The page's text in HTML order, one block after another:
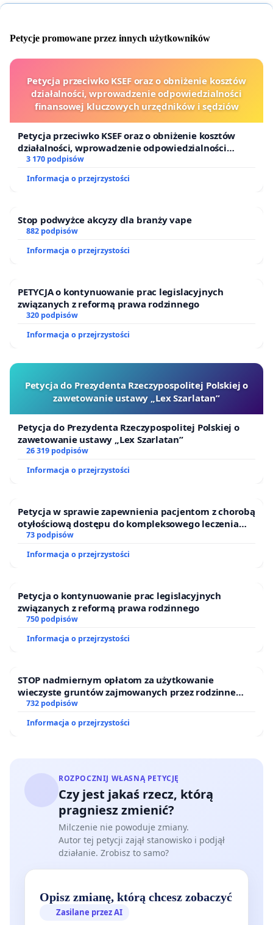
Petycje promowane przez innych użytkowników
Petycja przeciwko KSEF oraz o obniżenie kosztów
działalności, wprowadzenie odpowiedzialności
finansowej kluczowych urzędników i sędziów
Petycja przeciwko KSEF oraz o obniżenie kosztów
działalności, wprowadzenie odpowiedzialności
finansowej kluczowych urzędników i sędziów
3 170 podpisów
Informacja o przejrzystości
Stop podwyżce akcyzy dla branży vape
882 podpisów
Informacja o przejrzystości
PETYCJA o kontynuowanie prac legislacyjnych
związanych z reformą prawa rodzinnego
320 podpisów
Informacja o przejrzystości
Petycja do Prezydenta Rzeczypospolitej Polskiej o
zawetowanie ustawy „Lex Szarlatan”
Petycja do Prezydenta Rzeczypospolitej Polskiej o
zawetowanie ustawy „Lex Szarlatan”
26 319 podpisów
Informacja o przejrzystości
Petycja w sprawie zapewnienia pacjentom z chorobą
otyłościową dostępu do kompleksowego leczenia
oraz programów profilaktycznych.
73 podpisów
Informacja o przejrzystości
Petycja o kontynuowanie prac legislacyjnych
związanych z reformą prawa rodzinnego
750 podpisów
Informacja o przejrzystości
STOP nadmiernym opłatom za użytkowanie
wieczyste gruntów zajmowanych przez rodzinne
ogrody działkowe.
732 podpisów
Informacja o przejrzystości
ROZPOCZNIJ WŁASNĄ PETYCJĘ
Czy jest jakaś rzecz, którą
pragniesz zmienić?
Milczenie nie powoduje zmiany.
Autor tej petycji zajął stanowisko i podjął
działanie. Zrobisz to samo?
Opisz zmianę, którą chcesz zobaczyć
Zasilane przez AI